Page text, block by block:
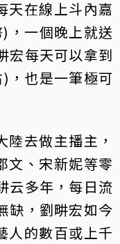
天在線上斗內嘉
，一個晚上就送
宏每天可以拿到
，也是一筆極可
去做主播主，
文、宋新妮等零
云多年，每日流
缺，劉畊宏如今
人的數百或上千